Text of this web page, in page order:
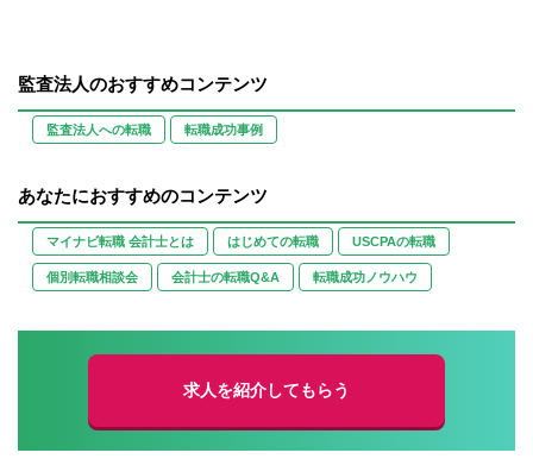
監査法人のおすすめコンテンツ
監査法人への転職 転職成功事例
あなたにおすすめのコンテンツ
マイナビ転職 会計士とは はじめての転職 USCPAの転職
個別転職相談会 会計士の転職Q&A 転職成功ノウハウ
求人を紹介してもらう